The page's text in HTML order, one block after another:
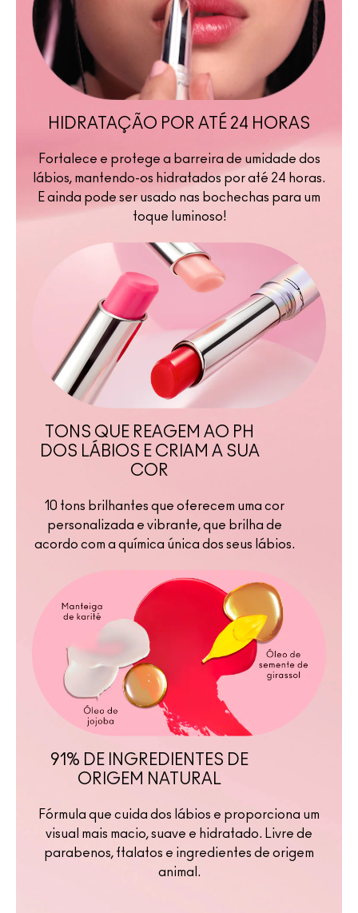
HIDRATAÇÃO POR ATÉ 24 HORAS
Fortalece e protege a barreira de umidade dos
lábios, mantendo-os hidratados por até 24 horas.
E ainda pode ser usado nas bochechas para um
toque luminoso!
TONS QUE REAGEM AO PH
DOS LÁBIOS E CRIAM A SUA
COR
10 tons brilhantes que oferecem uma cor
personalizada e vibrante, que brilha de
acordo com a química única dos seus lábios.
91% DE INGREDIENTES DE
ORIGEM NATURAL
Fórmula que cuida dos lábios e proporciona um
visual mais macio, suave e hidratado. Livre de
parabenos, ftalatos e ingredientes de origem
animal.